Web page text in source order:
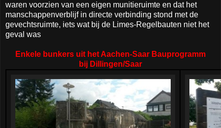
waren voorzien van een eigen munitieruimte en dat het
manschappenverblijf in directe verbinding stond met de
gevechtsruimte, iets wat bij de Limes-Regelbauten niet het
geval was
Enkele bunkers uit het Aachen-Saar Bauprogramm
bij Dillingen/Saar